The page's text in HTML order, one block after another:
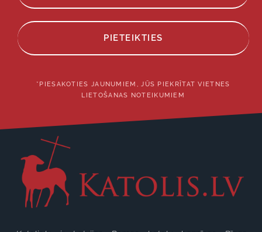
PIETEIKTIES
*PIESAKOTIES JAUNUMIEM, JŪS PIEKRĪTAT VIETNES
LIETOŠANAS NOTEIKUMIEM